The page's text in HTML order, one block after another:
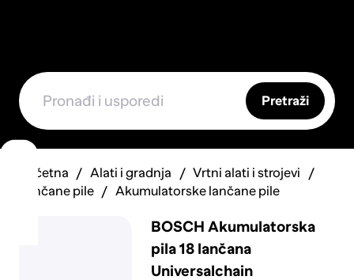
Pretraži
Početna Alati i gradnja
Vrtni alati i strojevi
Lančane pile
Akumulatorske lančane pile
BOSCH Akumulatorska
pila 18 lančana
Universalchain